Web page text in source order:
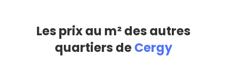
Les prix au m² des autres
quartiers deCergy